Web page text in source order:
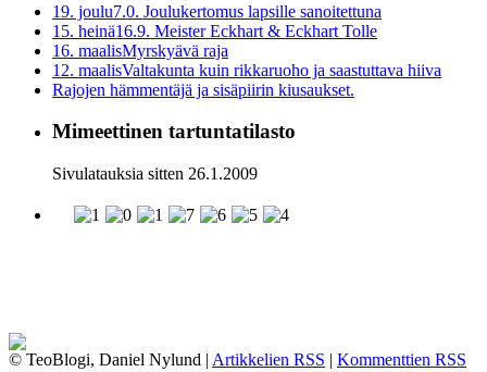
19. joulu7.0. Joulukertomus lapsille sanoitettuna
15. heinä16.9. Meister Eckhart & Eckhart Tolle
16. maalisMyrskyävä raja
12. maalisValtakunta kuin rikkaruoho ja saastuttava hiiva
Rajojen hämmentäjä ja sisäpiirin kiusaukset.
Mimeettinen tartuntatilasto
Sivulatauksia sitten 26.1.2009
© TeoBlogi, Daniel Nylund | Artikkelien RSS | Kommenttien RSS